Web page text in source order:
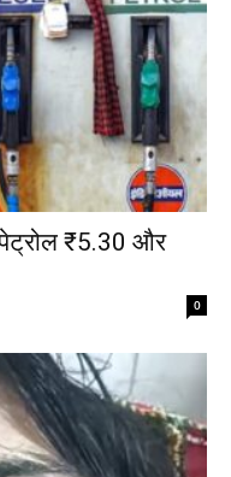
₹5.30 और
0